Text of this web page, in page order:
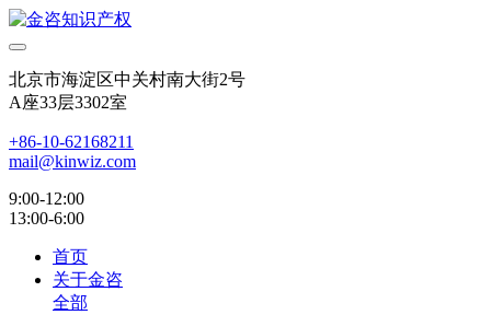
北京市海淀区中关村南大街2号
A座33层3302室
+86-10-62168211
mail@kinwiz.com
9:00-12:00
13:00-6:00
首页
关于金咨
全部